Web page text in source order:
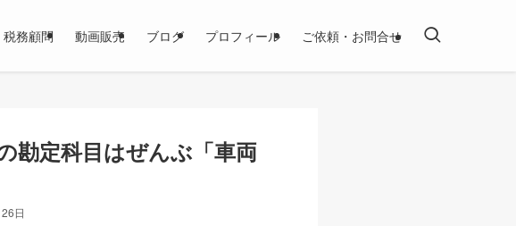
税務顧問 動画販売 ブログ プロフィール ご依頼・お問合せ
勘定科目はぜんぶ「車両
日